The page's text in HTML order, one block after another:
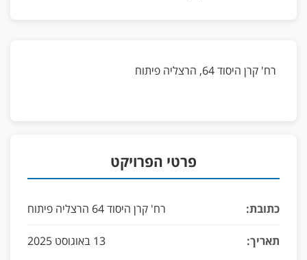
רח' קרן היסוד 64, הרצליה פיתוח
פרטי הפרויקט
כתובת: רח' קרן היסוד 64 הרצליה פיתוח
תאריך: 13 באוגוסט 2025